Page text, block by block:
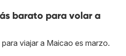
barato para volar a
viajar a Maicao es marzo.